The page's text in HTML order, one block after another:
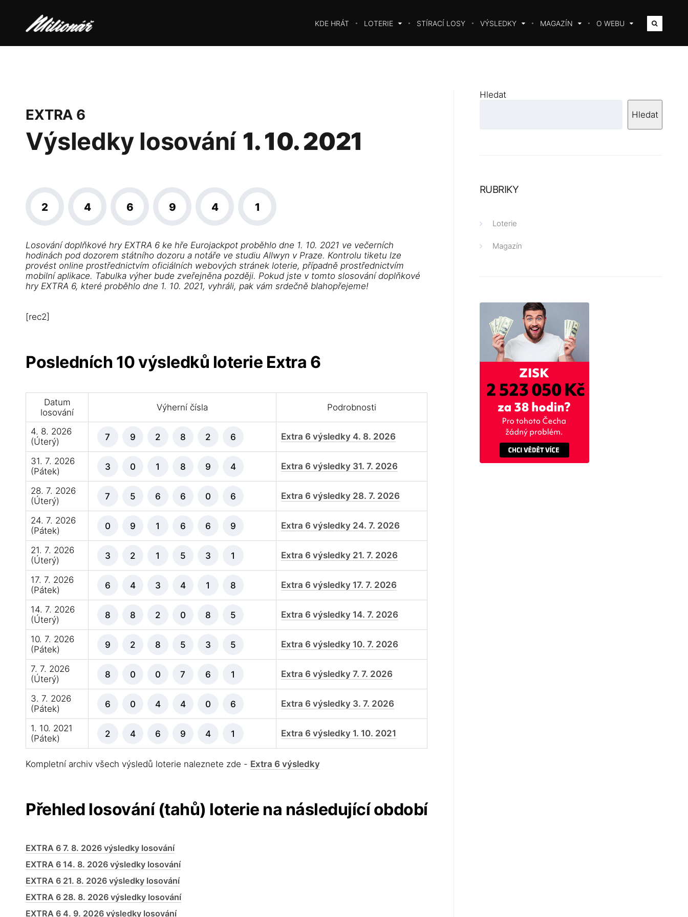
KDE HRÁT LOTERIE STÍRACÍ LOSY VÝSLEDKY MAGAZÍN O WEBU
EXTRA 6
Výsledky losování 1. 10. 2021
2 4 6 9 4 1
Losování doplňkové hry EXTRA 6 ke hře Eurojackpot proběhlo dne 1. 10. 2021 ve večerních
hodinách pod dozorem státního dozoru a notáře ve studiu Allwyn v Praze. Kontrolu tiketu lze
provést online prostřednictvím oficiálních webových stránek loterie, případně prostřednictvím
mobilní aplikace. Tabulka výher bude zveřejněna později. Pokud jste v tomto slosování doplňkové
hry EXTRA 6, které proběhlo dne 1. 10. 2021, vyhráli, pak vám srdečně blahopřejeme!
[rec2]
Posledních 10 výsledků loterie Extra 6
Datum
losování
Výherní čísla Podrobnosti
4. 8. 2026
(Úterý)
7 9 2 8 2 6 Extra 6 výsledky 4. 8. 2026
31. 7. 2026
(Pátek)
3 0 1 8 9 4 Extra 6 výsledky 31. 7. 2026
28. 7. 2026
(Úterý)
7 5 6 6 0 6 Extra 6 výsledky 28. 7. 2026
24. 7. 2026
(Pátek)
0 9 1 6 6 9 Extra 6 výsledky 24. 7. 2026
21. 7. 2026
(Úterý)
3 2 1 5 3 1 Extra 6 výsledky 21. 7. 2026
17. 7. 2026
(Pátek)
6 4 3 4 1 8 Extra 6 výsledky 17. 7. 2026
14. 7. 2026
(Úterý)
8 8 2 0 8 5 Extra 6 výsledky 14. 7. 2026
10. 7. 2026
(Pátek)
9 2 8 5 3 5 Extra 6 výsledky 10. 7. 2026
7. 7. 2026
(Úterý)
8 0 0 7 6 1 Extra 6 výsledky 7. 7. 2026
3. 7. 2026
(Pátek)
6 0 4 4 0 6 Extra 6 výsledky 3. 7. 2026
1. 10. 2021
(Pátek)
2 4 6 9 4 1 Extra 6 výsledky 1. 10. 2021
Kompletní archiv všech výsledů loterie naleznete zde - Extra 6 výsledky
Přehled losování (tahů) loterie na následující období
EXTRA 6 7. 8. 2026 výsledky losování
EXTRA 6 14. 8. 2026 výsledky losování
EXTRA 6 21. 8. 2026 výsledky losování
EXTRA 6 28. 8. 2026 výsledky losování
EXTRA 6 4. 9. 2026 výsledky losování
Hledat
Hledat
RUBRIKY
Loterie
Magazín